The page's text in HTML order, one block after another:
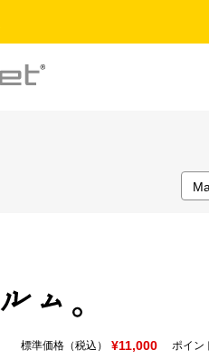
標準価格（税込） ¥11,000 ポイン